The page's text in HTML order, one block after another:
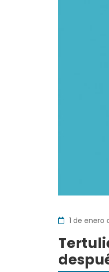
1 de enero